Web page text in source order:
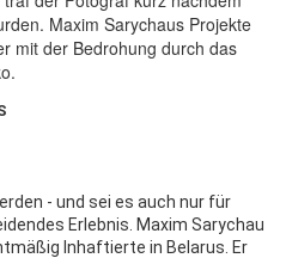
- und sei es auch nur für
Erlebnis. Maxim Sarychau
Inhaftierte in Belarus. Er